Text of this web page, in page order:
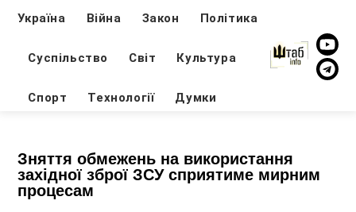
Україна Війна Закон Політика
Суспільство Світ Культура
Спорт Технології Думки
Зняття обмежень на використання
західної зброї ЗСУ сприятиме мирним
процесам